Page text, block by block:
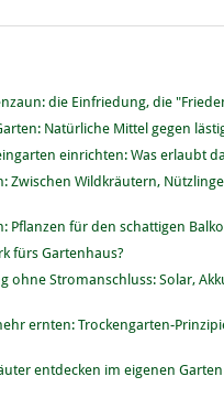
die Einfriedung, die
Natürliche Mittel gegen
einrichten: Was erlaubt
Zwischen Wildkräutern,
Pflanzen für den schattigen
fürs Gartenhaus?
ohne Stromanschluss: Solar,
ernten: Trockengarten-
entdecken im eigenen